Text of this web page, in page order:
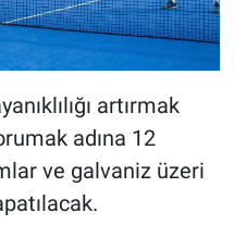
artırmak
adına 12
ve galvaniz üzeri